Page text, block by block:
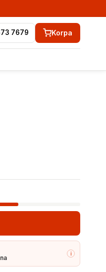
7679 Korpa
i
Dodaj u korpu